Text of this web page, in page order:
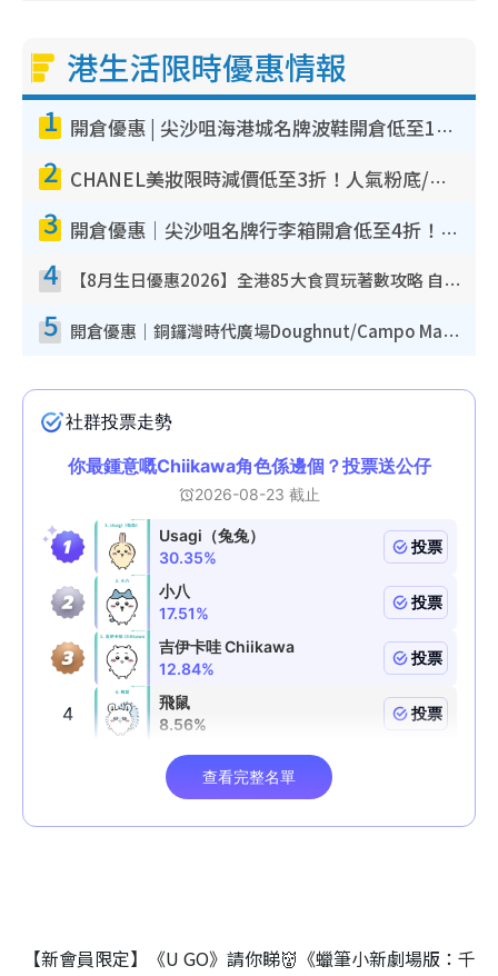
港生活限時優惠情報
1 開倉優惠 | 尖沙咀海港城名牌波鞋開倉低至1折！On鞋$899起／Joy&Peace鞋履$98起
2 CHANEL美妝限時減價低至3折！人氣粉底/唇膏/精華液低至$275！COCO香水都有平
3 開倉優惠｜尖沙咀名牌行李箱開倉低至4折！一連5日 American Tourister/ace./Hallmark $200起！
4 【8月生日優惠2026】全港85大食買玩著數攻略 自助餐/火鍋放題同行免費＋誠品/DONKI送現金券
5 開倉優惠｜銅鑼灣時代廣場Doughnut/Campo Marzio開倉低至1折！背囊、書包、手袋劈價$200起
【新會員限定】《U GO》請你睇👹《蠟筆小新劇場版：千